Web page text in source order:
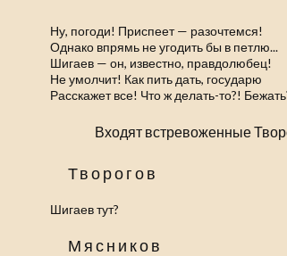
Ну, погоди! Приспеет — разочтемся!
Однако впрямь не угодить бы в петлю...
Шигаев — он, известно, правдолюбец!
Не умолчит! Как пить дать, государю
Расскажет все! Что ж делать-то?!
Входят встревоженные
Творогов
Шигаев тут?
Мясников